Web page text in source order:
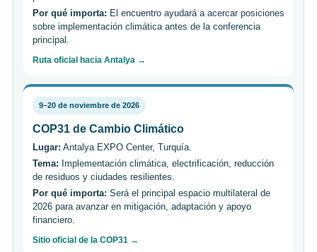
Por qué importa: El encuentro ayudará a acercar posiciones
sobre implementación climática antes de la conferencia
principal.
Ruta oficial hacia Antalya →
9–20 de noviembre de 2026
COP31 de Cambio Climático
Lugar: Antalya EXPO Center, Turquía.
Tema: Implementación climática, electrificación, reducción
de residuos y ciudades resilientes.
Por qué importa: Será el principal espacio multilateral de
2026 para avanzar en mitigación, adaptación y apoyo
financiero.
Sitio oficial de la COP31 →